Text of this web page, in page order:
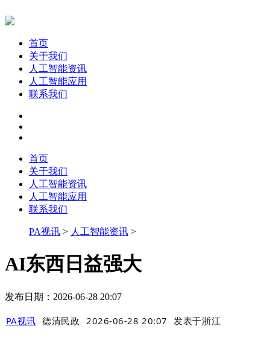
首页
关于我们
人工智能资讯
人工智能应用
联系我们
首页
关于我们
人工智能资讯
人工智能应用
联系我们
PA视讯 > 人工智能资讯 >
AI东西日益强大
发布日期：2026-06-28 20:07
PA视讯 德清民政 2026-06-28 20:07 发表于浙江